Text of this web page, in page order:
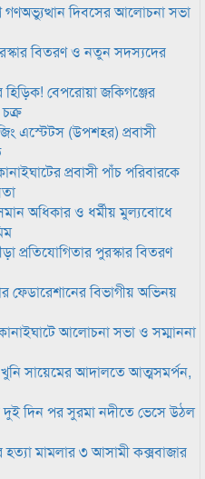
গণঅভ্যুত্থান দিবসের আলোচনা সভা
বিতরণ ও নতুন সদস্যদের
বেপরোয়া জকিগঞ্জের
এস্টেটস (উপশহর) প্রবাসী
প্রবাসী পাঁচ পরিবারকে
অধিকার ও ধর্মীয় মুল্যবোধে
প্রতিযোগিতার পুরস্কার বিতরণ
ফেডারেশানের বিভাগীয় অভিনয়
আলোচনা সভা ও সম্মাননা
সায়েমের আদালতে আত্মসমর্পন,
দুই দিন পর সুরমা নদীতে ভেসে উঠল
হত্যা মামলার ৩ আসামী কক্সবাজার